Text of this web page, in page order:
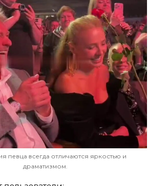
певца всегда отличаются яркостью и
драматизмом.